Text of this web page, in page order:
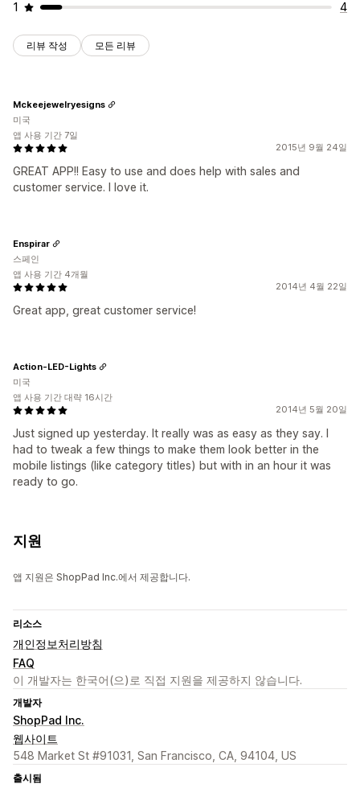
1 4
리뷰 작성 모든 리뷰
2015년 9월 24일
GREAT APP!! Easy to use and does help with sales and
customer service. I love it.
Mckeejewelryesigns
미국
앱 사용 기간 7일
2014년 4월 22일
Great app, great customer service!
Enspirar
스페인
앱 사용 기간 4개월
2014년 5월 20일
Just signed up yesterday. It really was as easy as they say. I
had to tweak a few things to make them look better in the
mobile listings (like category titles) but with in an hour it was
ready to go.
Action-LED-Lights
미국
앱 사용 기간 대략 16시간
지원
앱 지원은 ShopPad Inc.에서 제공합니다.
리소스
개인정보처리방침
FAQ
이 개발자는 한국어(으)로 직접 지원을 제공하지 않습니다.
개발자
ShopPad Inc.
웹사이트
548 Market St #91031, San Francisco, CA, 94104, US
출시됨